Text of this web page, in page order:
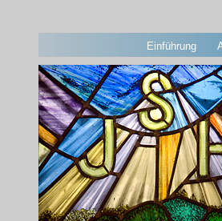
Einführung